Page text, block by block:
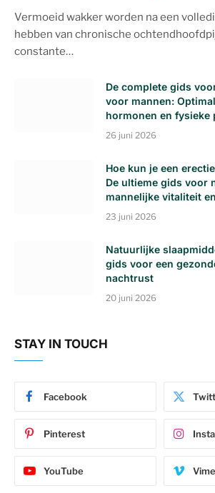
Vermoeid wakker worden na een
hebben van chronische
constante…
De complete gids
voor mannen:
hormonen en fysieke
26 juni 2026
Hoe kun je een
De ultieme gids voor
mannelijke vitaliteit
23 juni 2026
Natuurlijke
gids voor een
nachtrust
20 juni 2026
STAY IN TOUCH
Facebook
Pinterest
YouTube